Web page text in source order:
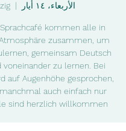
الأربعاء، ١٤ أيار
  |
kommen alle in
zusammen, um
gemeinsam Deutsch
voneinander zu lernen. Bei
auf Augenhöhe gesprochen,
auch einfach nur
sind herzlich willkommen!